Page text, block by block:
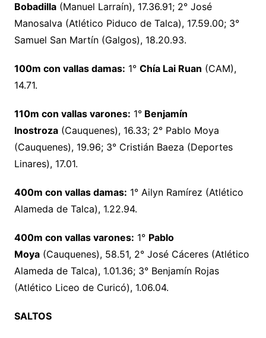
Bobadilla(Manuel Larraín), 17.36.91; 2° José
Manosalva (Atlético Piduco de Talca), 17.59.00; 3°
Samuel San Martín (Galgos), 18.20.93.
100m con vallas damas: 1° Chía Lai Ruan (CAM),
14.71.
110m con vallas varones: 1°Benjamín
Inostroza(Cauquenes), 16.33; 2° Pablo Moya
(Cauquenes), 19.96; 3° Cristián Baeza (Deportes
Linares), 17.01.
400m con vallas damas: 1° Ailyn Ramírez (Atlético
Alameda de Talca), 1.22.94.
400m con vallas varones: 1° Pablo
Moya(Cauquenes), 58.51, 2° José Cáceres (Atlético
Alameda de Talca), 1.01.36; 3° Benjamín Rojas
(Atlético Liceo de Curicó), 1.06.04.
SALTOS